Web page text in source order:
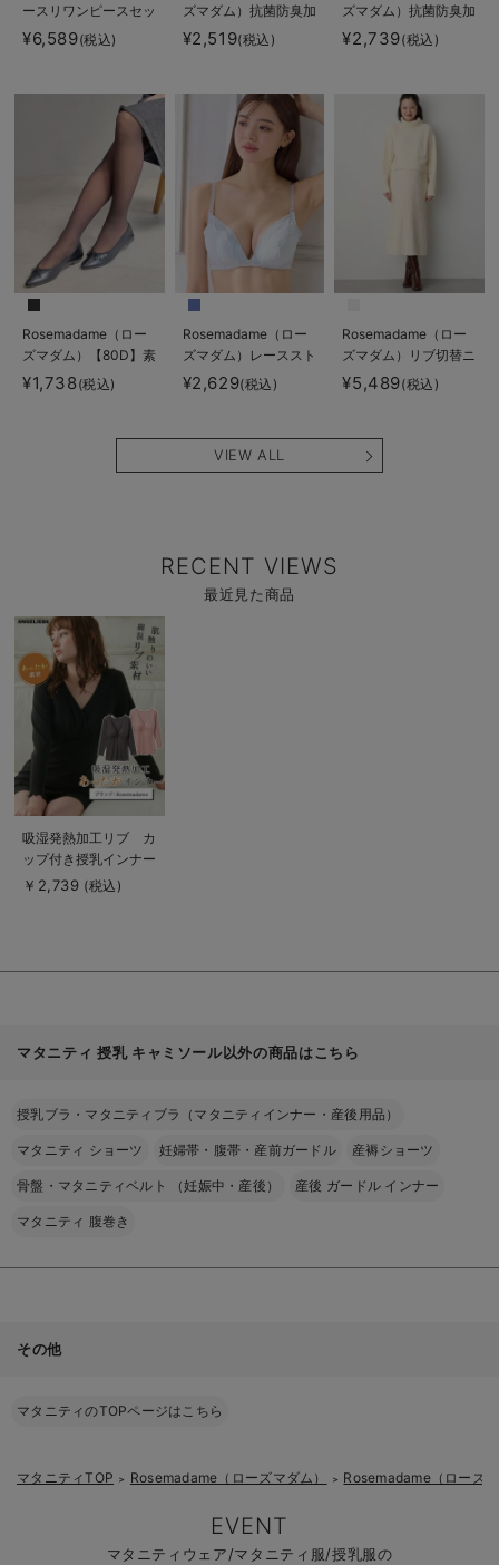
ースリワンピースセッ
ト マタニティ・産後
【産後も長く着れる】
ズマダム）
¥6,589(税込)
ズマダム）抗菌防臭加
工バイカラー授乳ブラ
¥2,519(税込)
ズマダム）抗菌防臭加
工バイカラー授乳キャ
ミソール
¥2,739(税込)
Rosemadame（ロー
ズマダム）【80D】素
肌見えフェイクマタニ
ティタイツ【出産後も
¥1,738(税込)
Rosemadame（ロー
ズマダム）レーススト
ラップオープン授乳ブ
¥2,629(税込)
Rosemadame（ロー
ズマダム）リブ切替ニ
ットワンピ マタニテ
ィ・授乳服【産後まで
¥5,489(税込)
VIEW ALL
RECENT VIEWS
最近見た商品
商
詳
細
を
商
品
詳
を
吸湿発熱加工リブ カ
ップ付き授乳インナー
【出産後も長く使え
￥2,739 (税込)
マタニティ 授乳 キャミソール以外の商品はこちら
授乳ブラ・マタニティブラ（マタニティインナー・産後用品）
マタニティ ショーツ 妊婦帯・腹帯・産前ガードル 産褥ショーツ
骨盤・マタニティベルト （妊娠中・産後） 産後 ガードル インナー
マタニティ 腹巻き
その他
マタニティのTOPページはこちら
マタニティTOP ＞ Rosemadame（ローズマダム） ＞ Rosemadame（ローズ
EVENT
マタニティウェア/マタニティ服/授乳服の